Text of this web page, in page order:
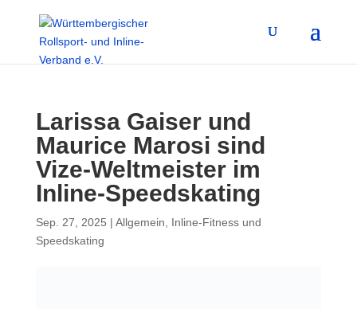
Larissa Gaiser und
Maurice Marosi sind
Vize-Weltmeister im
Inline-Speedskating
Sep. 27, 2025 | Allgemein
Inline-Fitness und
Speedskating